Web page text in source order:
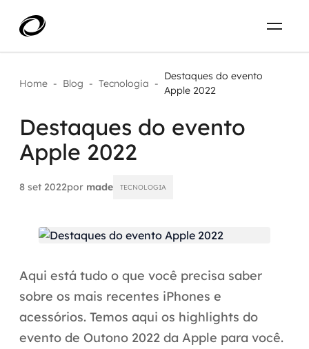
Aplicar IA com impacto real
AI / Machine Learning
Agentes de IA
Aceleradores de IA
Automação inteligente
Integração de IA
Projetos
Home - Blog - Tecnologia -
Destaques do evento
Apple 2022
Destaques do evento
Apple 2022
8 set 2022por made TECNOLOGIA
Aqui está tudo o que você precisa saber
sobre os mais recentes iPhones e
acessórios. Temos aqui os highlights do
evento de Outono 2022 da Apple para você.